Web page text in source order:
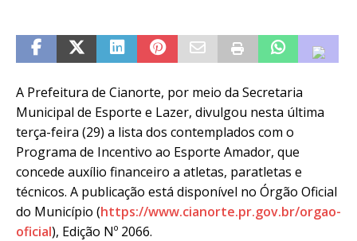
A Prefeitura de Cianorte, por meio da Secretaria
Municipal de Esporte e Lazer, divulgou nesta última
terça-feira (29) a lista dos contemplados com o
Programa de Incentivo ao Esporte Amador, que
concede auxílio financeiro a atletas, paratletas e
técnicos. A publicação está disponível no Órgão Oficial
do Município (https://www.cianorte.pr.gov.br/orgao-
oficial), Edição Nº 2066.